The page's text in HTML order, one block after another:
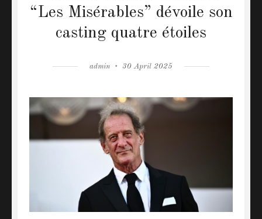
“Les Misérables” dévoile son
casting quatre étoiles
Author
admin
Posted
30 April 2025